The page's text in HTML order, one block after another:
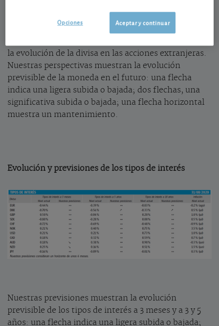
venta para una selección de divisas. Podrá también
la evolución de la divisa en las acciones extranjeras.
Nuestras perspectivas muestran la evolución
previsible de la moneda en el futuro: una flecha
indica una ligera subida o bajada; dos flechas, una
significativa subida o bajada; una flecha horizontal
muestra un mantenimiento.
Evolución y previsiones de los tipos de interés
Nuestras previsiones muestran la evolución
previsible de los tipos de interés a 3 meses y a 3 y 5
años: una flecha indica una ligera subida o bajada;
Aceptar y continuar
Opciones